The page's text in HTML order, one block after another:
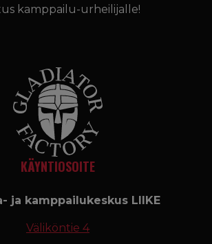
kamppailu-urheilijalle!
KÄYNTIOSOITE
ja kamppailukeskus LIIKE
Väliköntie 4